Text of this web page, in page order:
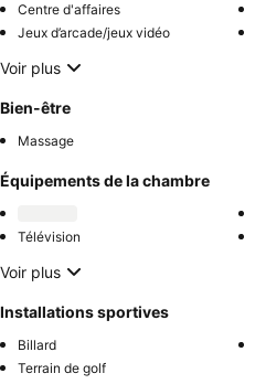
Centre d'affaires
Jeux d’arcade/jeux vidéo
Voir plus
Bien-être
Massage
Équipements de la chambre
Télévision
Voir plus
Installations sportives
Billard
Terrain de golf